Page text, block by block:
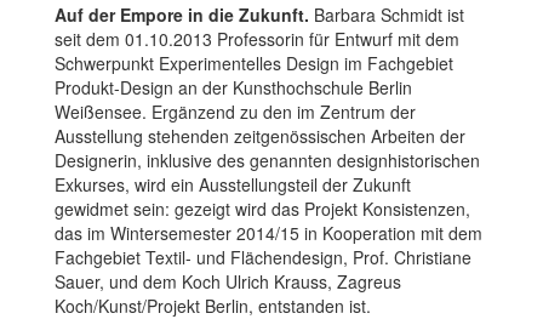
Auf der Empore in die Zukunft. Barbara Schmidt ist
seit dem 01.10.2013 Professorin für Entwurf mit dem
Schwerpunkt Experimentelles Design im Fachgebiet
Produkt-Design an der Kunsthochschule Berlin
Weißensee. Ergänzend zu den im Zentrum der
Ausstellung stehenden zeitgenössischen Arbeiten der
Designerin, inklusive des genannten designhistorischen
Exkurses, wird ein Ausstellungsteil der Zukunft
gewidmet sein: gezeigt wird das Projekt Konsistenzen,
das im Wintersemester 2014/15 in Kooperation mit dem
Fachgebiet Textil- und Flächendesign, Prof. Christiane
Sauer, und dem Koch Ulrich Krauss, Zagreus
Koch/Kunst/Projekt Berlin, entstanden ist.